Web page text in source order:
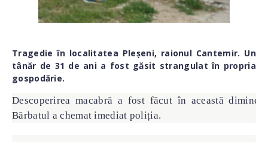
Tragedie în localitatea Pleșeni, raionul Cantemir. Un
tânăr de 31 de ani a fost găsit strangulat în propria
gospodărie.
Descoperirea macabră a fost făcut în această
Bărbatul a chemat imediat poliția.